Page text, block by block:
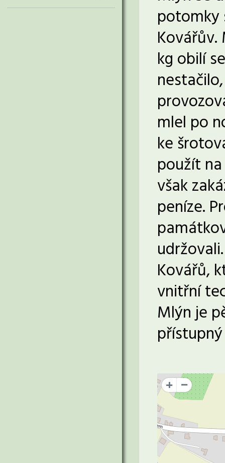
potomky
Kovářův.
kg obilí
mlel po
ke
použít
však
peníze.
Kovářů,
vnitřní
Mlýn je
+